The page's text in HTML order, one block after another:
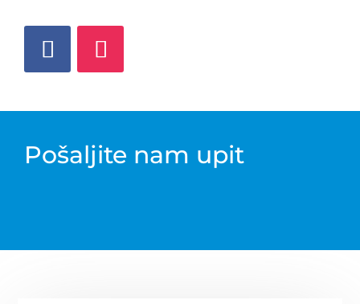
Pošaljite nam upit